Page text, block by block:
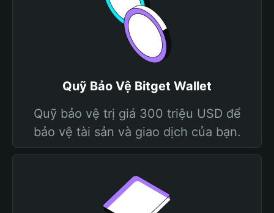
Quỹ Bảo Vệ Bitget Wallet
Quỹ bảo vệ trị giá 300 triệu USD để
bảo vệ tài sản và giao dịch của bạn.